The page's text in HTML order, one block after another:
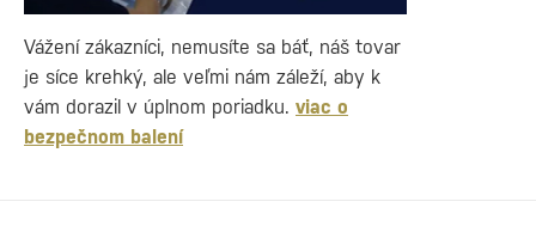
Vážení zákazníci, nemusíte sa báť, náš tovar
je síce krehký, ale veľmi nám záleží, aby k
vám dorazil v úplnom poriadku. viac o
bezpečnom balení